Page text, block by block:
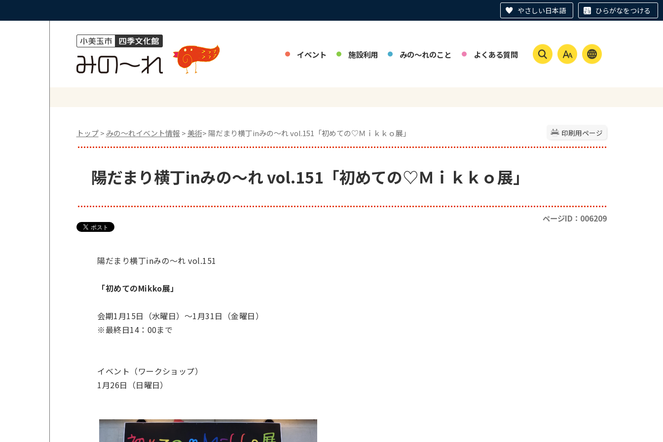
やさしい日本語 ひらがなをつける
イベント 施設利用 みの～れのこと よくある質問
印刷用ページ
トップ> みの〜れイベント情報 > 美術> 陽だまり横丁inみの～れ vol.151「初めての♡Ｍｉｋｋｏ展」
陽だまり横丁inみの～れ vol.151「初めての♡Ｍｉｋｋｏ展」
ページID：006209
陽だまり横丁inみの～れ vol.151
「初めてのMikko展」
会期1月15日（水曜日）～1月31日（金曜日）
※最終日14：00まで
イベント（ワークショップ）
1月26日（日曜日）